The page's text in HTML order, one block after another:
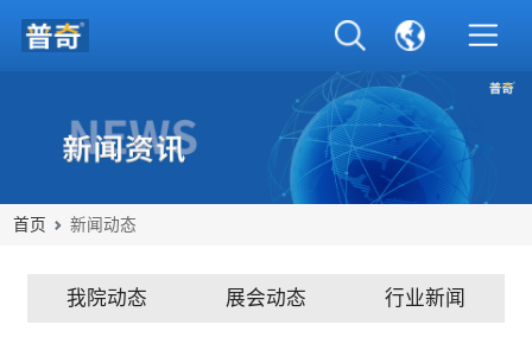
首页 新闻动态
我院动态 展会动态 行业新闻